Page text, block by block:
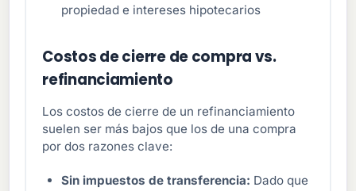
propiedad e intereses hipotecarios
Costos de cierre de compra vs.
refinanciamiento
Los costos de cierre de un refinanciamiento
suelen ser más bajos que los de una compra
por dos razones clave:
Sin impuestos de transferencia: Dado que